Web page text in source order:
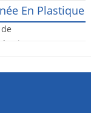
En Plastique